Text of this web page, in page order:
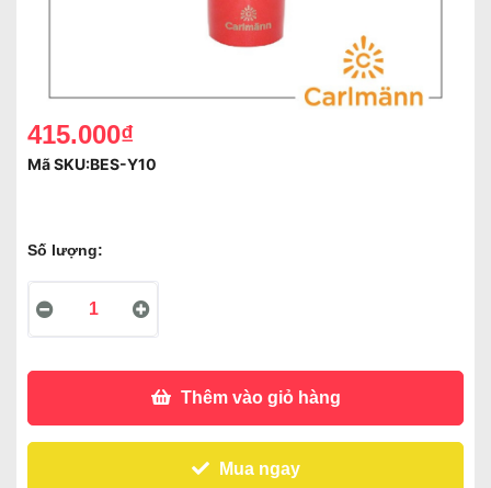
415.000₫
Mã SKU:BES-Y10
Số lượng:
Thêm vào giỏ hàng
Mua ngay